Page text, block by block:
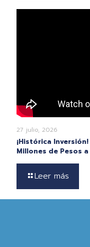
27 julio, 2026
¡Histórica
Millones de Pesos
Leer más